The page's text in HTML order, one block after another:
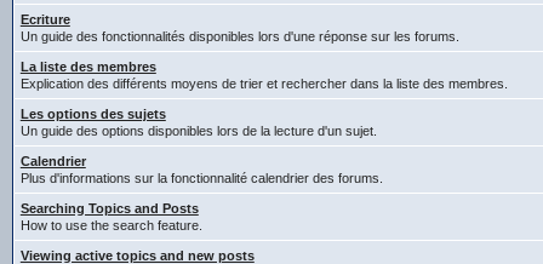
Ecriture
Un guide des fonctionnalités disponibles lors d'une réponse sur les forums.
La liste des membres
Explication des différents moyens de trier et rechercher dans la liste des membres.
Les options des sujets
Un guide des options disponibles lors de la lecture d'un sujet.
Calendrier
Plus d'informations sur la fonctionnalité calendrier des forums.
Searching Topics and Posts
How to use the search feature.
Viewing active topics and new posts